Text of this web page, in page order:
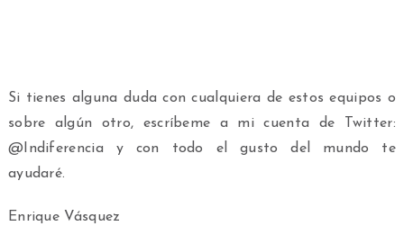
Si tienes alguna duda con cualquiera de estos equipos o
sobre algún otro, escríbeme a mi cuenta de Twitter:
@Indiferencia y con todo el gusto del mundo te
ayudaré.
Enrique Vásquez